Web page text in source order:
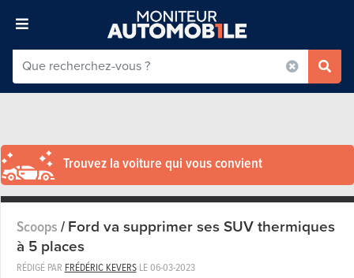
Trouvez la voiture qui vous convient
Scoops/Ford va supprimer ses SUV thermiques
à 5 places
RÉDIGÉ PAR FRÉDÉRIC KEVERSLE06-03-2023